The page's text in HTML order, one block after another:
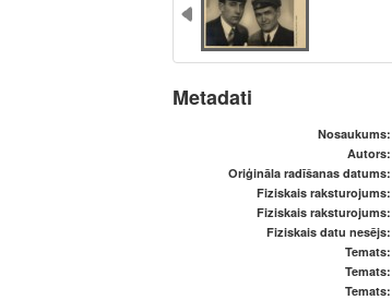
Metadati
Nosaukums:
Autors:
Oriģināla radīšanas datums:
Fiziskais raksturojums:
Fiziskais raksturojums:
Fiziskais datu nesējs:
Temats:
Temats:
Temats: